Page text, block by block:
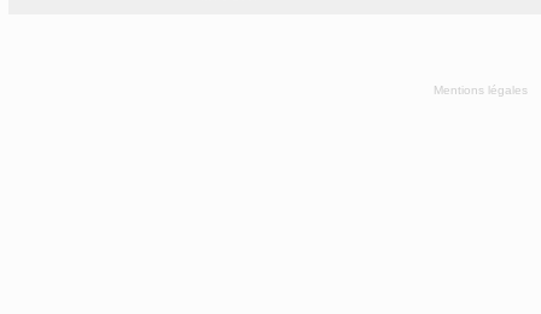
Mentions légales